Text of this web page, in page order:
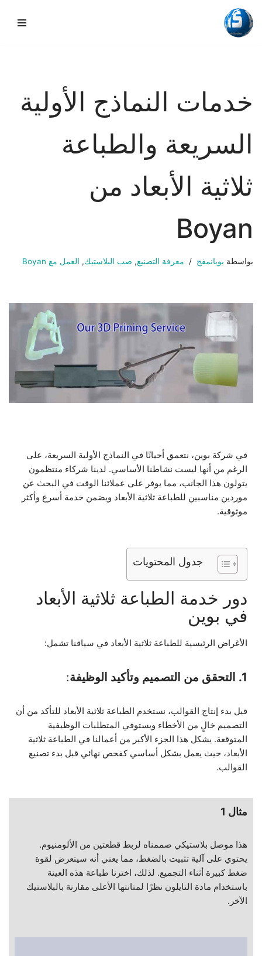
تخطي
خدمات النماذج الأولية
السريعة والطباعة
ثلاثية الأبعاد من
Boyan
بواسطة بويانمفج معرفة التصنيع, صب البلاستيك, العمل مع Boyan
في شركة بوين، نتعمق أحيانًا في النماذج الأولية السريعة، على
الرغم من أنها ليست نشاطنا الأساسي. لدينا شركاء منتظمون
يتولون هذا الجانب، مما يوفر على عملائنا الوقت في البحث عن
موردين مناسبين للطباعة ثلاثية الأبعاد ويضمن خدمة أسرع وأكثر
موثوقية.
جدول المحتويات
دور خدمة الطباعة ثلاثية الأبعاد
في بوين
الأغراض الرئيسية للطباعة ثلاثية الأبعاد في سياقنا تشمل:
1. التحقق من التصميم وتأكيد الوظيفة :
قبل بدء إنتاج القوالب، نستخدم الطباعة ثلاثية الأبعاد للتأكد من أن
التصميم خالٍ من الأخطاء ويستوفي المتطلبات الوظيفية
المتوقعة. يشكل هذا الجزء الأكبر من أعمالنا في الطباعة ثلاثية
الأبعاد، حيث يعمل بشكل أساسي كفحص نهائي قبل بدء تصنيع
القوالب.
مثال 1
هذا موصل بلاستيكي صممناه لربط قطعتين من الألومنيوم.
يحتوي على آلية تثبيت بالضغط، مما يعني أنه سيتعرض لقوة
ضغط كبيرة أثناء التجميع. لذلك، اخترنا طباعة هذه العينة
باستخدام مادة النايلون نظرًا لمتانتها الأعلى مقارنة بالبلاستيك
الآخر.